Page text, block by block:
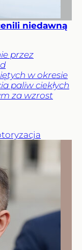
niedawną
przez
w okresie
paliw ciekłych
za wzrost